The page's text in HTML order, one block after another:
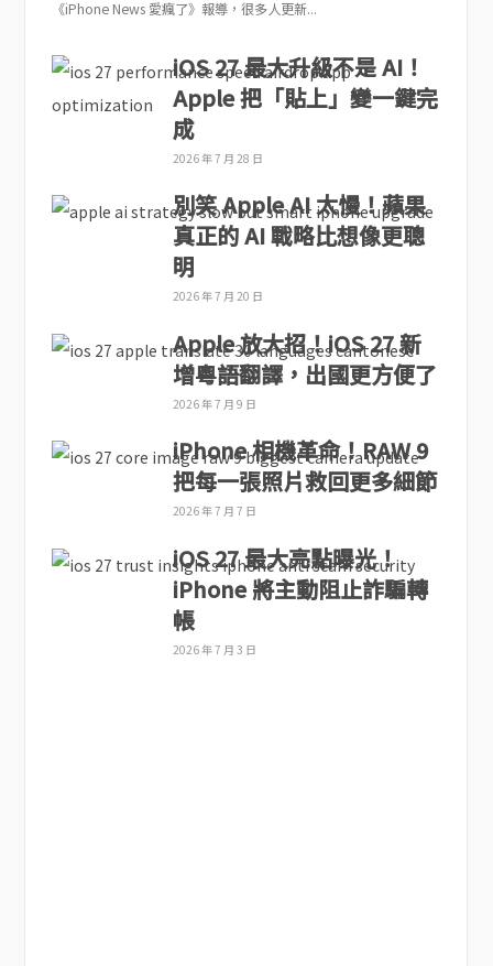
《iPhone News 愛瘋了》報導，很多人更新...
iOS 27 最大升級不是 AI！
Apple 把「貼上」變一鍵完
成
2026 年 7 月 28 日
別笑 Apple AI 太慢！蘋果
真正的 AI 戰略比想像更聰
明
2026 年 7 月 20 日
Apple 放大招！iOS 27 新
增粵語翻譯，出國更方便了
2026 年 7 月 9 日
iPhone 相機革命！RAW 9
把每一張照片救回更多細節
2026 年 7 月 7 日
iOS 27 最大亮點曝光！
iPhone 將主動阻止詐騙轉
帳
2026 年 7 月 3 日